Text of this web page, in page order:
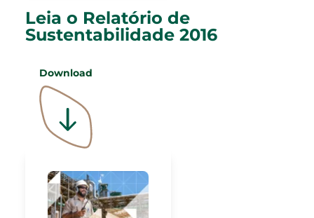
Leia o Relatório de
Sustentabilidade 2016
Download